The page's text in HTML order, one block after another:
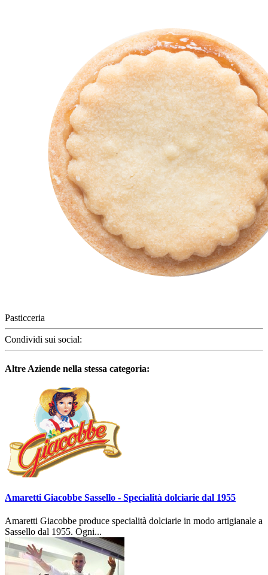
Pasticceria
Condividi sui social:
Altre Aziende nella stessa categoria:
Amaretti Giacobbe Sassello - Specialità dolciarie dal 1955
Amaretti Giacobbe produce specialità dolciarie in modo artigianale a
Sassello dal 1955. Ogni...